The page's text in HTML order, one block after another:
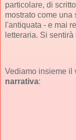
particolare, di
mostrato come
l'antiquata - e mai
letteraria. Si
Vediamo insieme il
narrativa: